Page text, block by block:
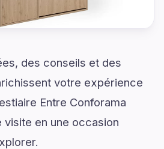
des conseils et des
votre expérience
Entre Conforama
en une occasion